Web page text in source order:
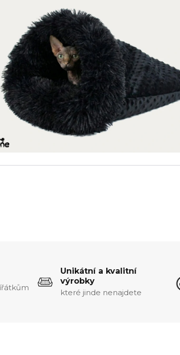
Unikátní a kvalitní
výrobky
které jinde nenajdete